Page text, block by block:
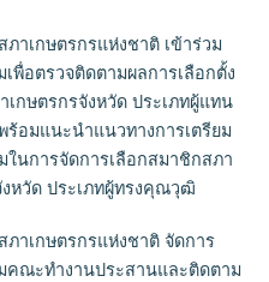
ภาเกษตรกรแห่งชาติ เข้าร่วม
เพื่อตรวจติดตามผลการเลือกตั้ง
เกษตรกรจังหวัด ประเภทผู้แทน
ร้อมแนะนำแนวทางการเตรียม
ในการจัดการเลือกสมาชิกสภา
งหวัด ประเภทผู้ทรงคุณวุฒิ
ภาเกษตรกรแห่งชาติ จัดการ
คณะทำงานประสานและติดตาม